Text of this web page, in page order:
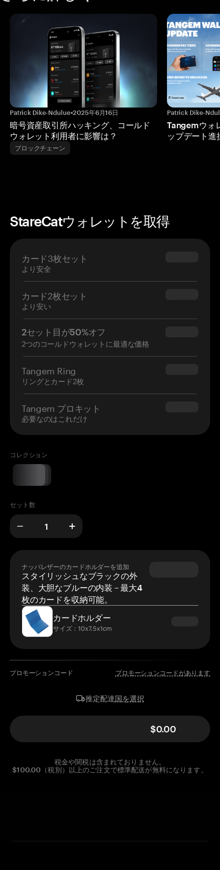
Patrick Dike-Ndulue•2025年6月16日
暗号資産取引所ハッキング、コールド
ウォレット利用者に影響は？
ブロックチェーン
Patrick Dike-
Tangemウォ
ップデート進
StareCatウォレットを取得
カード3枚セット
より安全
$69.90
カード2枚セット
より安い
$54.90
2セット目が50%オフ
2つのコールドウォレットに最適な価格
$34.95
Tangem Ring
リングとカード2枚
$160.00
Tangem プロキット
必要なのはこれだけ
$180.00
コレクション
セット数
ナッパレザーのカードホルダーを追加
スタイリッシュなブラックの外
装、大胆なブルーの内装 – 最大4
枚のカードを収納可能。
カードホルダー
サイズ：10x7.5x1cm
プロモーションコード プロモーションコードがあります
推定配達国を選択
$0.00
税金や関税は含まれておりません。
$100.00（税別）以上のご注文で標準配送が無料になります。